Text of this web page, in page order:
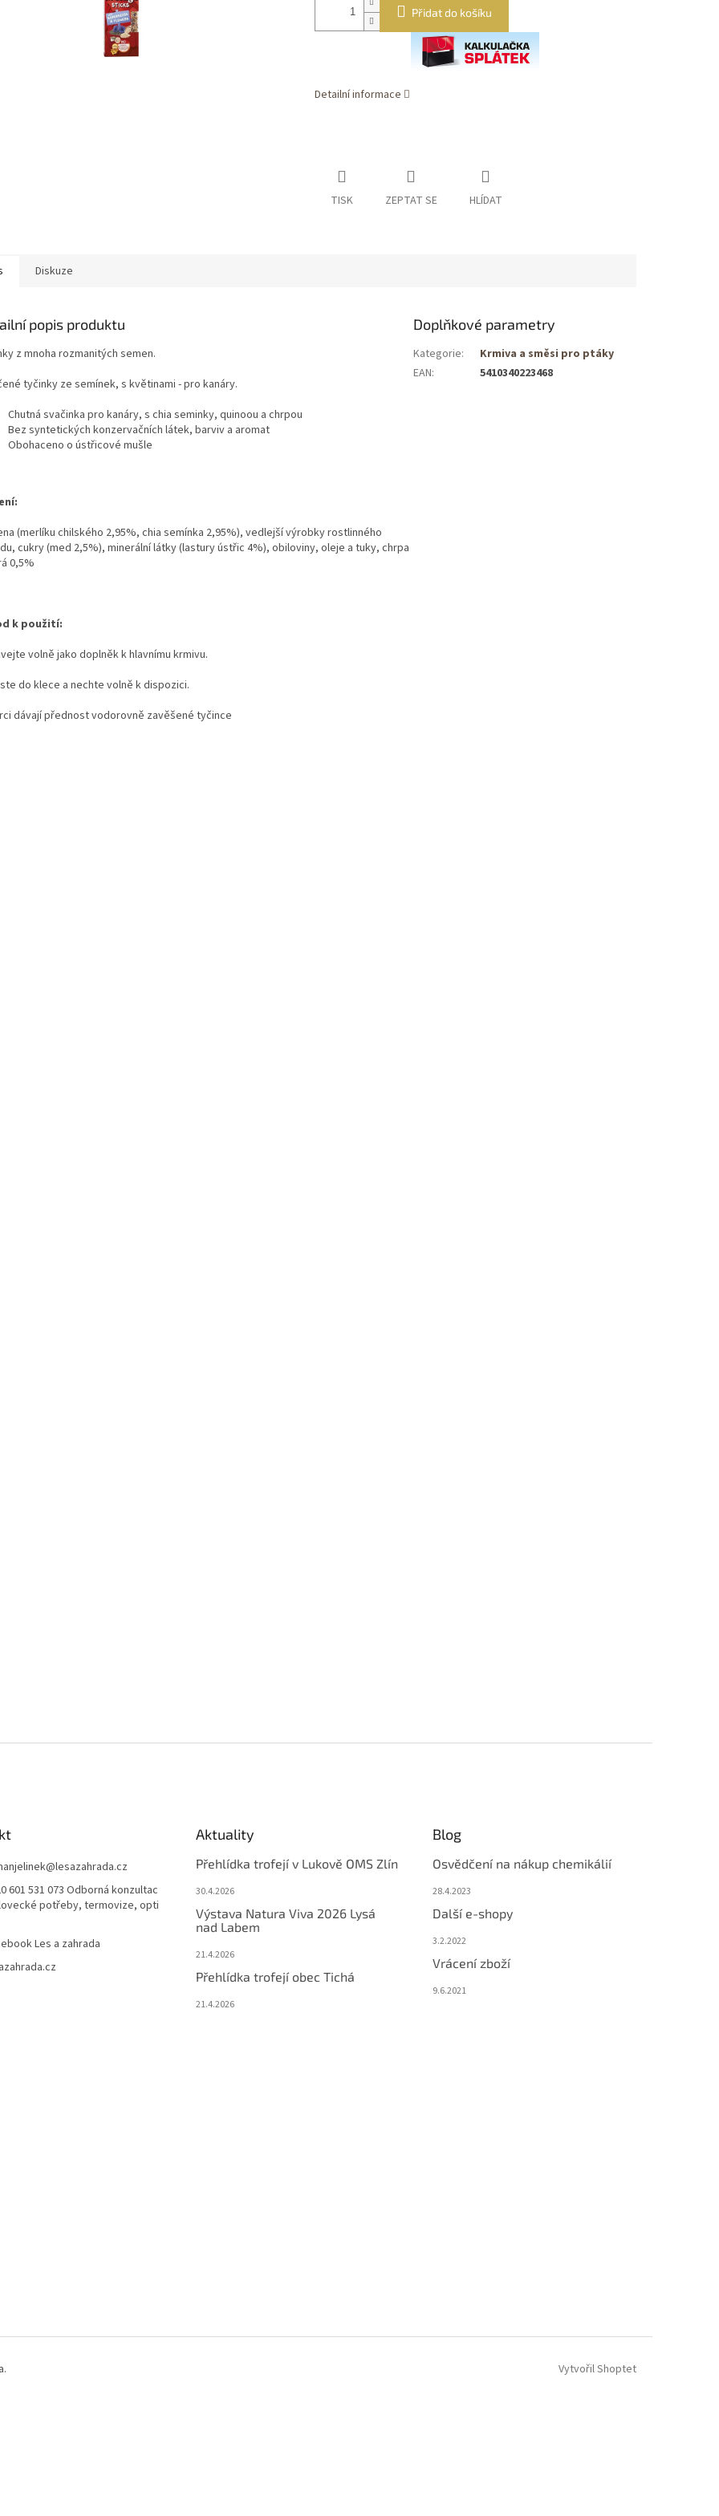
Přidat do košíku
Detailní informace
TISK ZEPTAT SE HLÍDAT
Diskuze
popis produktu
z mnoha rozmanitých semen.
tyčinky ze semínek, s květinami - pro kanáry.
Chutná svačinka pro kanáry, s chia seminky, quinoou a chrpou
Bez syntetických konzervačních látek, barviv a aromat
Obohaceno o ústřicové mušle
(merlíku chilského 2,95%, chia semínka 2,95%), vedlejší výrobky rostlinného
cukry (med 2,5%), minerální látky (lastury ústřic 4%), obiloviny, oleje a tuky, chrpa
0,5%
k použití:
volně jako doplněk k hlavnímu krmivu.
do klece a nechte volně k dispozici.
dávají přednost vodorovně zavěšené tyčince
Doplňkové parametry
Kategorie:
Krmiva a směsi pro ptáky
EAN: 5410340223468
@lesazahrada.cz
601 531 073 Odborná konzultac
potřeby, termovize, opti
Les a zahrada
Aktuality
Přehlídka trofejí v Lukově OMS Zlín
30.4.2026
Výstava Natura Viva 2026 Lysá
nad Labem
21.4.2026
Přehlídka trofejí obec Tichá
21.4.2026
Blog
Osvědčení na nákup chemikálií
28.4.2023
Další e-shopy
3.2.2022
Vrácení zboží
9.6.2021
Vytvořil Shoptet